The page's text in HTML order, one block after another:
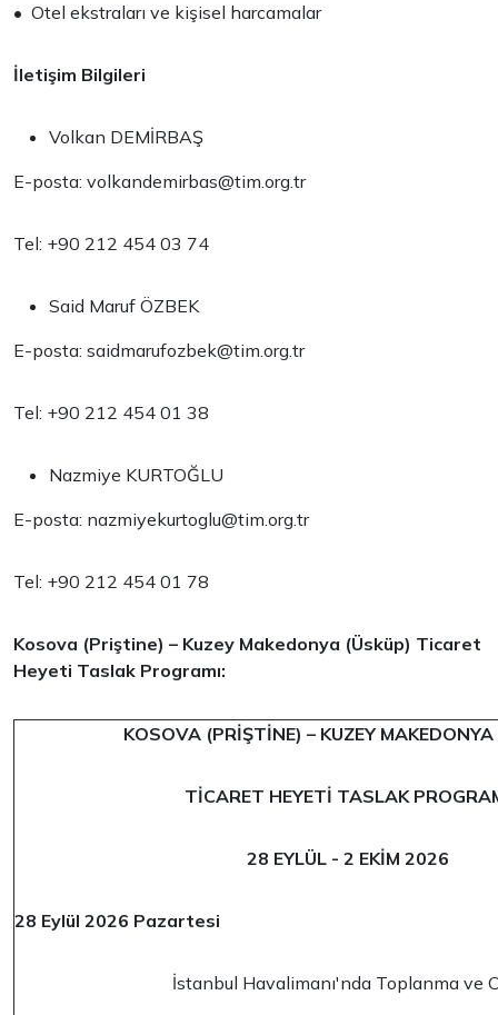
• Otel ekstraları ve kişisel harcamalar
İletişim Bilgileri
Volkan DEMİRBAŞ
E-posta: volkandemirbas@tim.org.tr
Tel: +90 212 454 03 74
Said Maruf ÖZBEK
E-posta: saidmarufozbek@tim.org.tr
Tel: +90 212 454 01 38
Nazmiye KURTOĞLU
E-posta: nazmiyekurtoglu@tim.org.tr
Tel: +90 212 454 01 78
Kosova (Priştine) – Kuzey Makedonya (Üsküp) Ticaret
Heyeti Taslak Programı:
KOSOVA (PRİŞTİNE) – KUZEY
TİCARET HEYETİ TASLAK
28 EYLÜL - 2 EKİM 2026
28 Eylül 2026 Pazartesi
İstanbul Havalimanı'nda Toplanma ve